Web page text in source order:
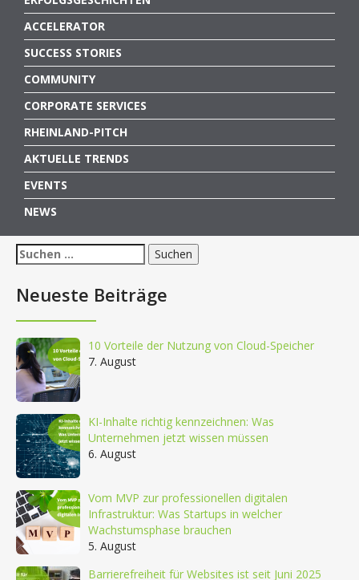
ACCELERATOR
SUCCESS STORIES
COMMUNITY
CORPORATE SERVICES
RHEINLAND-PITCH
AKTUELLE TRENDS
EVENTS
NEWS
Suchen
nach:
Neueste Beiträge
10 Vorteile der Nutzung von Cloud-Speicher
7. August
KI-Inhalte richtig kennzeichnen: Was
Unternehmen jetzt wissen müssen
6. August
Vom MVP zur professionellen digitalen
Infrastruktur: Was Startups in welcher
Wachstumsphase brauchen
5. August
Barrierefreiheit für Websites ist seit Juni 2025